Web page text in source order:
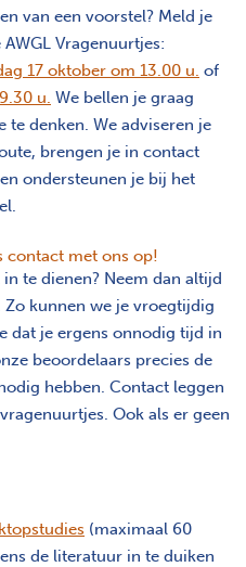
van een voorstel? Meld je
Vragenuurtjes:
17 oktober om 13.00 u. of
u. We bellen je graag
te denken. We adviseren je
brengen je in contact
ondersteunen je bij het
contact met ons op!
te dienen? Neem dan altijd
Zo kunnen we je vroegtijdig
dat je ergens onnodig tijd in
beoordelaars precies de
hebben. Contact leggen
Ook als er geen
(maximaal 60
de literatuur in te duiken